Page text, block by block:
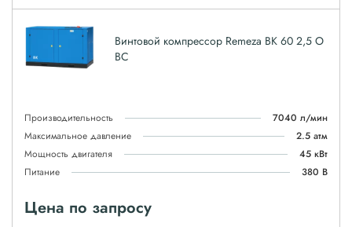
Винтовой компрессор Remeza ВК 60 2,5 О
ВС
Производительность
7040 л/мин
Максимальное давление
2.5 атм
Мощность двигателя
45 кВт
Питание
380 В
Цена по запросу